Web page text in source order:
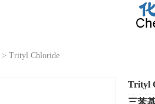
> Trityl Chloride
Trityl
三苯